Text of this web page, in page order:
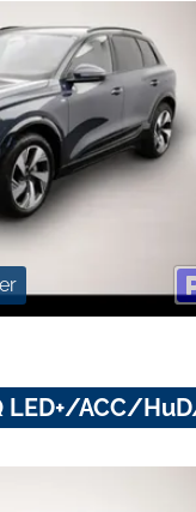
LED+/ACC/